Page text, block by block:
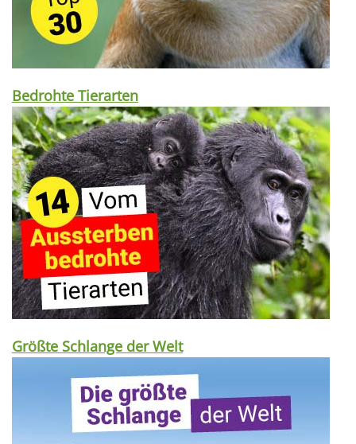
Bedrohte Tierarten
Größte Schlange der Welt